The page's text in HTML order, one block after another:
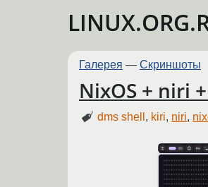
Галерея — Скриншоты
NixOS + niri
dms shell , kiri, niri,